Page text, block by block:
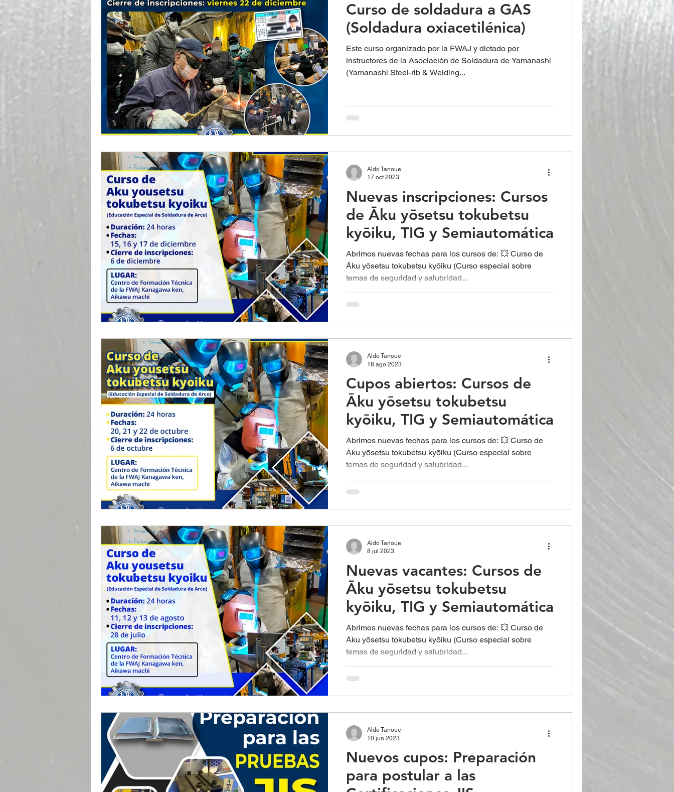
Curso de soldadura a GAS
(Soldadura oxiacetilénica)
Este curso organizado por la FWAJ y dictado por
instructores de la Asociación de Soldadura de Yamanashi
(Yamanashi Steel-rib & Welding...
Nuevas inscripciones: Cursos
de Āku yōsetsu tokubetsu
kyōiku, TIG y Semiautomática
Abrimos nuevas fechas para los cursos de: 💥 Curso de
Āku yōsetsu tokubetsu kyōiku (Curso especial sobre
temas de seguridad y salubridad...
Aldo Tanoue
17 oct 2023
Cupos abiertos: Cursos de
Āku yōsetsu tokubetsu
kyōiku, TIG y Semiautomática
Abrimos nuevas fechas para los cursos de: 💥 Curso de
Āku yōsetsu tokubetsu kyōiku (Curso especial sobre
temas de seguridad y salubridad...
Aldo Tanoue
18 ago 2023
Nuevas vacantes: Cursos de
Āku yōsetsu tokubetsu
kyōiku, TIG y Semiautomática
Abrimos nuevas fechas para los cursos de: 💥 Curso de
Āku yōsetsu tokubetsu kyōiku (Curso especial sobre
temas de seguridad y salubridad...
Aldo Tanoue
8 jul 2023
Nuevos cupos: Preparación
para postular a las
Aldo Tanoue
10 jun 2023